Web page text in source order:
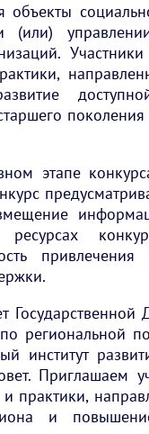
Участники
поколения
этапе
привлечения
региональной
институт
Приглашаем
практики,
и